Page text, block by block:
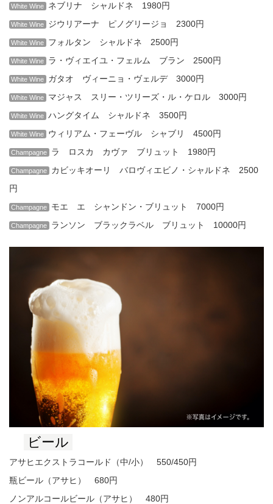
White Wine ネブリナ シャルドネ 1980円
White Wine ジウリアーナ ピノグリージョ 2300円
White Wine フォルタン シャルドネ 2500円
White Wine ラ・ヴィエイユ・フェルム ブラン 2500円
White Wine ガタオ ヴィーニョ・ヴェルデ 3000円
White Wine マジャス スリー・ツリーズ・ル・ケロル 3000円
White Wine ハングタイム シャルドネ 3500円
White Wine ウィリアム・フェーヴル シャブリ 4500円
Champagne ラ ロスカ カヴァ ブリュット 1980円
Champagne
カビッキオーリ バロヴィエビノ・シャルドネ 2500
円
Champagne モエ エ シャンドン・ブリュット 7000円
Champagne ランソン ブラックラベル ブリュット 10000円
ビール
アサヒエクストラコールド（中/小） 550/450円
瓶ビール（アサヒ） 680円
ノンアルコールビール（アサヒ） 480円